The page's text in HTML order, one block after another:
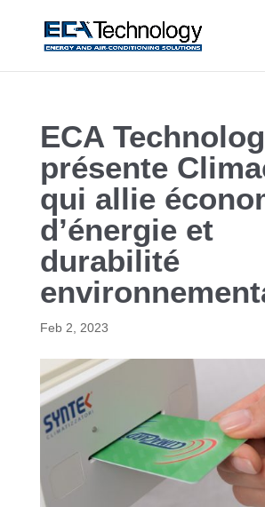
ECA
présente
qui allie
d’énergie et
durabilité
Feb 2, 2023